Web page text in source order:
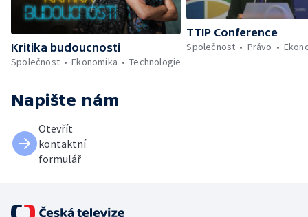
Kritika budoucnosti
Společnost
Ekonomika Technologie
TTIP Conference
Společnost
Právo
Napište nám
Otevřít
kontaktní
formulář